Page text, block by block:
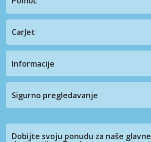
CarJet
Informacije
Sigurno pregledavanje
Dobijte svoju ponudu za naše glavne